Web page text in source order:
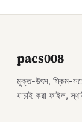
pacs008
মুক্ত-উৎস, স্কিম-
যাচাই করা ফাইল,